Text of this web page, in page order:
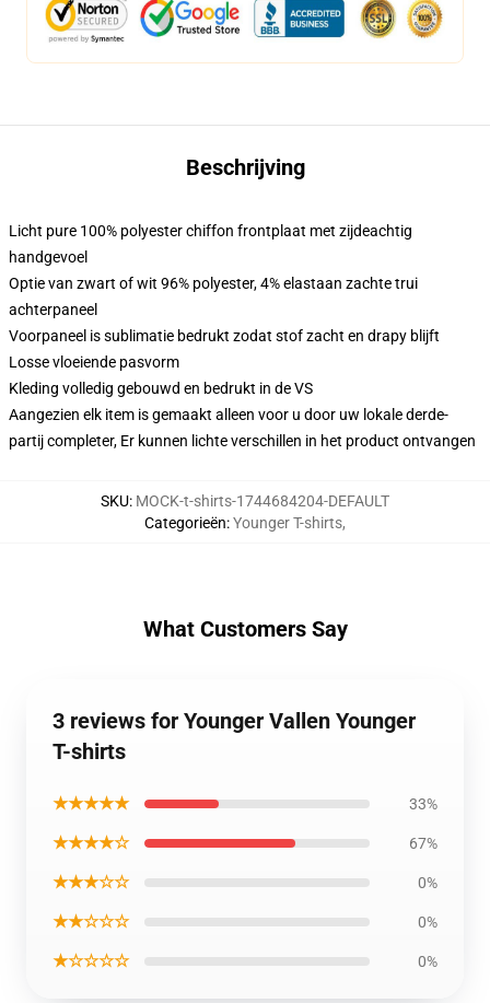
Beschrijving
Licht pure 100% polyester chiffon frontplaat met zijdeachtig
handgevoel
Optie van zwart of wit 96% polyester, 4% elastaan zachte trui
achterpaneel
Voorpaneel is sublimatie bedrukt zodat stof zacht en drapy blijft
Losse vloeiende pasvorm
Kleding volledig gebouwd en bedrukt in de VS
Aangezien elk item is gemaakt alleen voor u door uw lokale derde-
partij completer, Er kunnen lichte verschillen in het product ontvangen
SKU: MOCK-t-shirts-1744684204-DEFAULT
Categorieën:Younger T-shirts,
What Customers Say
3 reviews for Younger Vallen Younger
T-shirts
★★★★★ 33%
★★★★☆ 67%
★★★☆☆ 0%
★★☆☆☆ 0%
★☆☆☆☆ 0%